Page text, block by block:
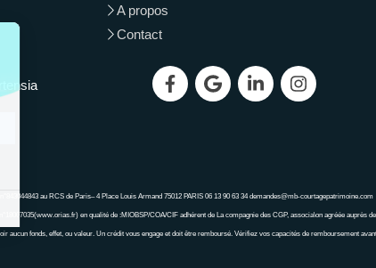
A propos
Contact
au RCS de Paris– 4 Place Louis Armand 75012 PARIS 06 13 90 63 34 demandes@mb-courtagepatrimoine.com
en qualité de :MIOBSP/COA/CIF adhérent de La compagnie des CGP, associa\on agréée auprès
aucun fonds, effet, ou valeur. Un crédit vous engage et doit être remboursé. Vérifiez vos capacités de remboursement